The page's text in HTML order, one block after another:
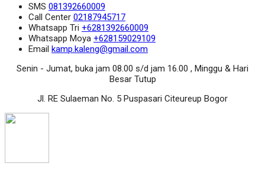
SMS 081392660009
Call Center 02187945717
Whatsapp Tri +6281392660009
Whatsapp Moya +628159029109
Email kamp.kaleng@gmail.com
Senin - Jumat, buka jam 08.00 s/d jam 16.00 , Minggu & Hari
Besar Tutup
Jl. RE Sulaeman No. 5 Puspasari Citeureup Bogor